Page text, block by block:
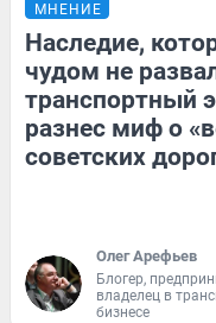
МНЕНИЕ
Наследие,
чудом не
транспортный
разнес миф о
советских
Олег Арефьев
Блогер,
владелец в
бизнесе